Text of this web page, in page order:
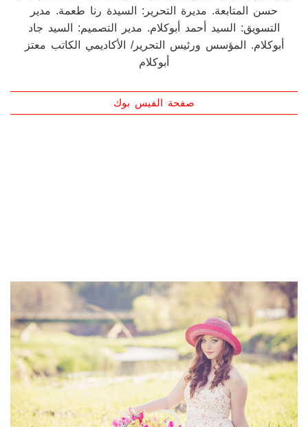
التسويق: السيد أحمد أبوكلام. مدير التصميم: السيد جاد
أبوكلام. المؤسس ورئيس التحرير/ الأكاديمي الكاتب معتز
أبوكلام